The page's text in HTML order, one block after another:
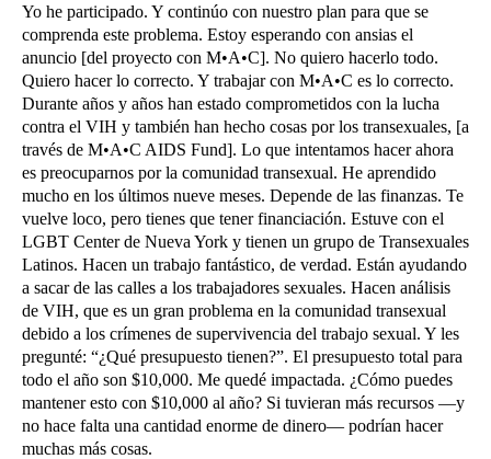
Yo he participado. Y continúo con nuestro plan para que se
comprenda este problema. Estoy esperando con ansias el
anuncio [del proyecto con M•A•C]. No quiero hacerlo todo.
Quiero hacer lo correcto. Y trabajar con M•A•C es lo correcto.
Durante años y años han estado comprometidos con la lucha
contra el VIH y también han hecho cosas por los transexuales, [a
través de M•A•C AIDS Fund]. Lo que intentamos hacer ahora
es preocuparnos por la comunidad transexual. He aprendido
mucho en los últimos nueve meses. Depende de las finanzas. Te
vuelve loco, pero tienes que tener financiación. Estuve con el
LGBT Center de Nueva York y tienen un grupo de Transexuales
Latinos. Hacen un trabajo fantástico, de verdad. Están ayudando
a sacar de las calles a los trabajadores sexuales. Hacen análisis
de VIH, que es un gran problema en la comunidad transexual
debido a los crímenes de supervivencia del trabajo sexual. Y les
pregunté: “¿Qué presupuesto tienen?”. El presupuesto total para
todo el año son $10,000. Me quedé impactada. ¿Cómo puedes
mantener esto con $10,000 al año? Si tuvieran más recursos —y
no hace falta una cantidad enorme de dinero— podrían hacer
muchas más cosas.